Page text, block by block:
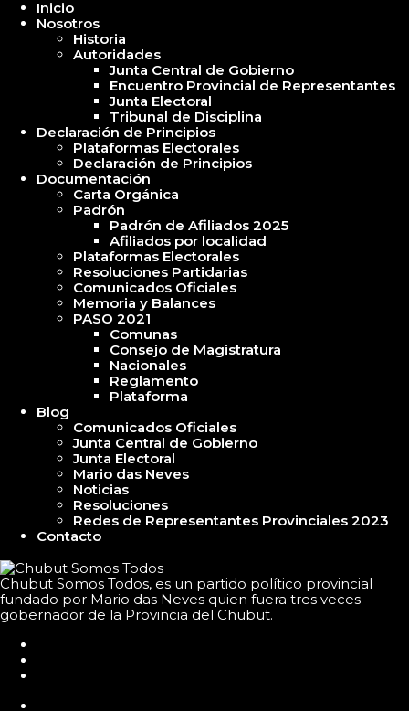
Inicio
Nosotros
Historia
Autoridades
Junta Central de Gobierno
Encuentro Provincial de Representantes
Junta Electoral
Tribunal de Disciplina
Declaración de Principios
Plataformas Electorales
Declaración de Principios
Documentación
Carta Orgánica
Padrón
Padrón de Afiliados 2025
Afiliados por localidad
Plataformas Electorales
Resoluciones Partidarias
Comunicados Oficiales
Memoria y Balances
PASO 2021
Comunas
Consejo de Magistratura
Nacionales
Reglamento
Plataforma
Blog
Comunicados Oficiales
Junta Central de Gobierno
Junta Electoral
Mario das Neves
Noticias
Resoluciones
Redes de Representantes Provinciales 2023
Contacto
Chubut Somos Todos, es un partido político provincial
fundado por Mario das Neves quien fuera tres veces
gobernador de la Provincia del Chubut.